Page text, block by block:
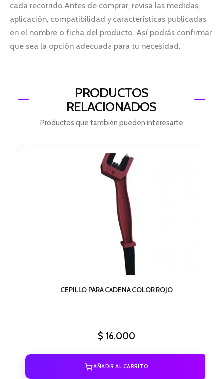
cada recorrido.Antes de comprar, revisa las medidas,
aplicación, compatibilidad y características publicadas
en el nombre o ficha del producto. Así podrás confirmar
que sea la opción adecuada para tu necesidad.
PRODUCTOS
RELACIONADOS
Productos que también pueden interesarte
CEPILLO PARA CADENA COLOR ROJO
$ 16.000
AÑADIR AL CARRITO